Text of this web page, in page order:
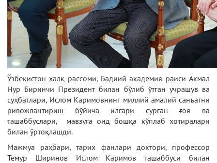
Ўзбекистон халқ рассоми, Бадиий академия раиси Акмал
Нур Биринчи Президент билан бўлиб ўтган учрашув ва
суҳбатлари, Ислом Каримовнинг миллий амалий санъатни
ривожлантириш бўйича илгари сурган ғоя ва
ташаббуслари, мавзуга оид бошқа кўплаб хотиралари
билан ўртоқлашди.
Мажмуа раҳбари, тарих фанлари доктори, профессор
Темур Ширинов Ислом Каримов ташаббуси билан